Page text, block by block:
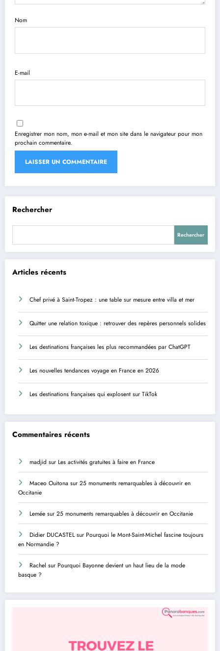
Nom
E-mail
Enregistrer mon nom, mon e-mail et mon site dans le navigateur pour mon
prochain commentaire.
Rechercher
Rechercher
Articles récents
Chef privé à Saint-Tropez : une table sur mesure entre villa et mer
Quitter une relation toxique : retrouver des repères personnels solides
Les destinations françaises les plus recommandées par ChatGPT
Les nouvelles tendances voyage en France en 2026
Les destinations françaises qui explosent sur TikTok
Commentaires récents
madjid sur Les activités gratuites à faire en France
Maceo Ouitona sur 25 monuments remarquables à découvrir en
Occitanie
Lemée sur 25 monuments remarquables à découvrir en Occitanie
Didier DUCASTELsur Pourquoi le Mont-Saint-Michel fascine toujours
en Normandie ?
Rachel sur Pourquoi Bayonne devient un haut lieu de la mode
basque ?